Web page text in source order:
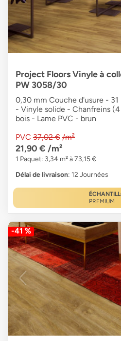
Project Floors Vinyle à
PW 3058/30
0,30 mm Couche d'usure -
- Vinyle solide - Chanfreins
bois - Lame PVC - brun
PVC 37,02 € /m²
21,90 € /m²
1 Paquet: 3,34 m² à 73,15 €
Délai de livraison: 12 Journées
PREMIUM
-41 %